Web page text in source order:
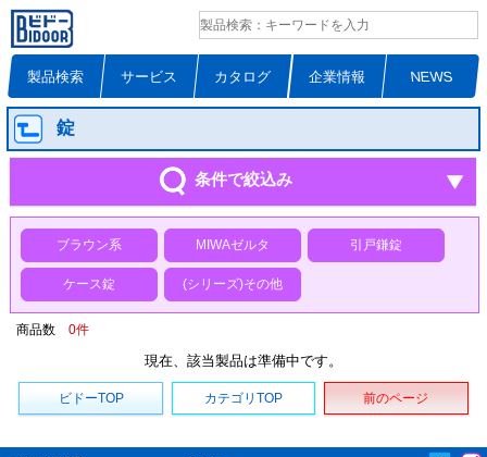
製品検索 サービス カタログ 企業情報 NEWS
錠
条件で絞込み
ブラウン系 MIWAゼルタ 引戸鎌錠
ケース錠 (シリーズ)その他
商品数 0件
現在、該当製品は準備中です。
ビドーTOP カテゴリTOP 前のページ